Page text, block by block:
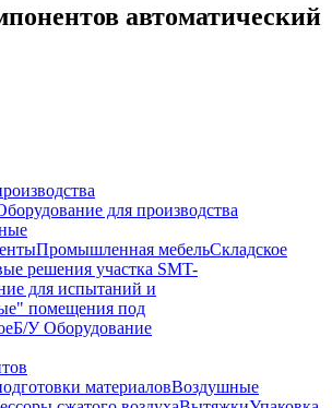
автоматический
для производства
Промышленная мебельСкладское
решения участка SMT-
для испытаний и
помещения под
Б/У Оборудование
материаловВоздушные